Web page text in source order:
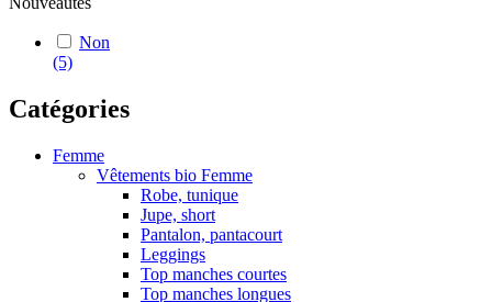
Non
(5)
Catégories
Femme
Vêtements bio Femme
Robe, tunique
Jupe, short
Pantalon, pantacourt
Leggings
Top manches courtes
Top manches longues